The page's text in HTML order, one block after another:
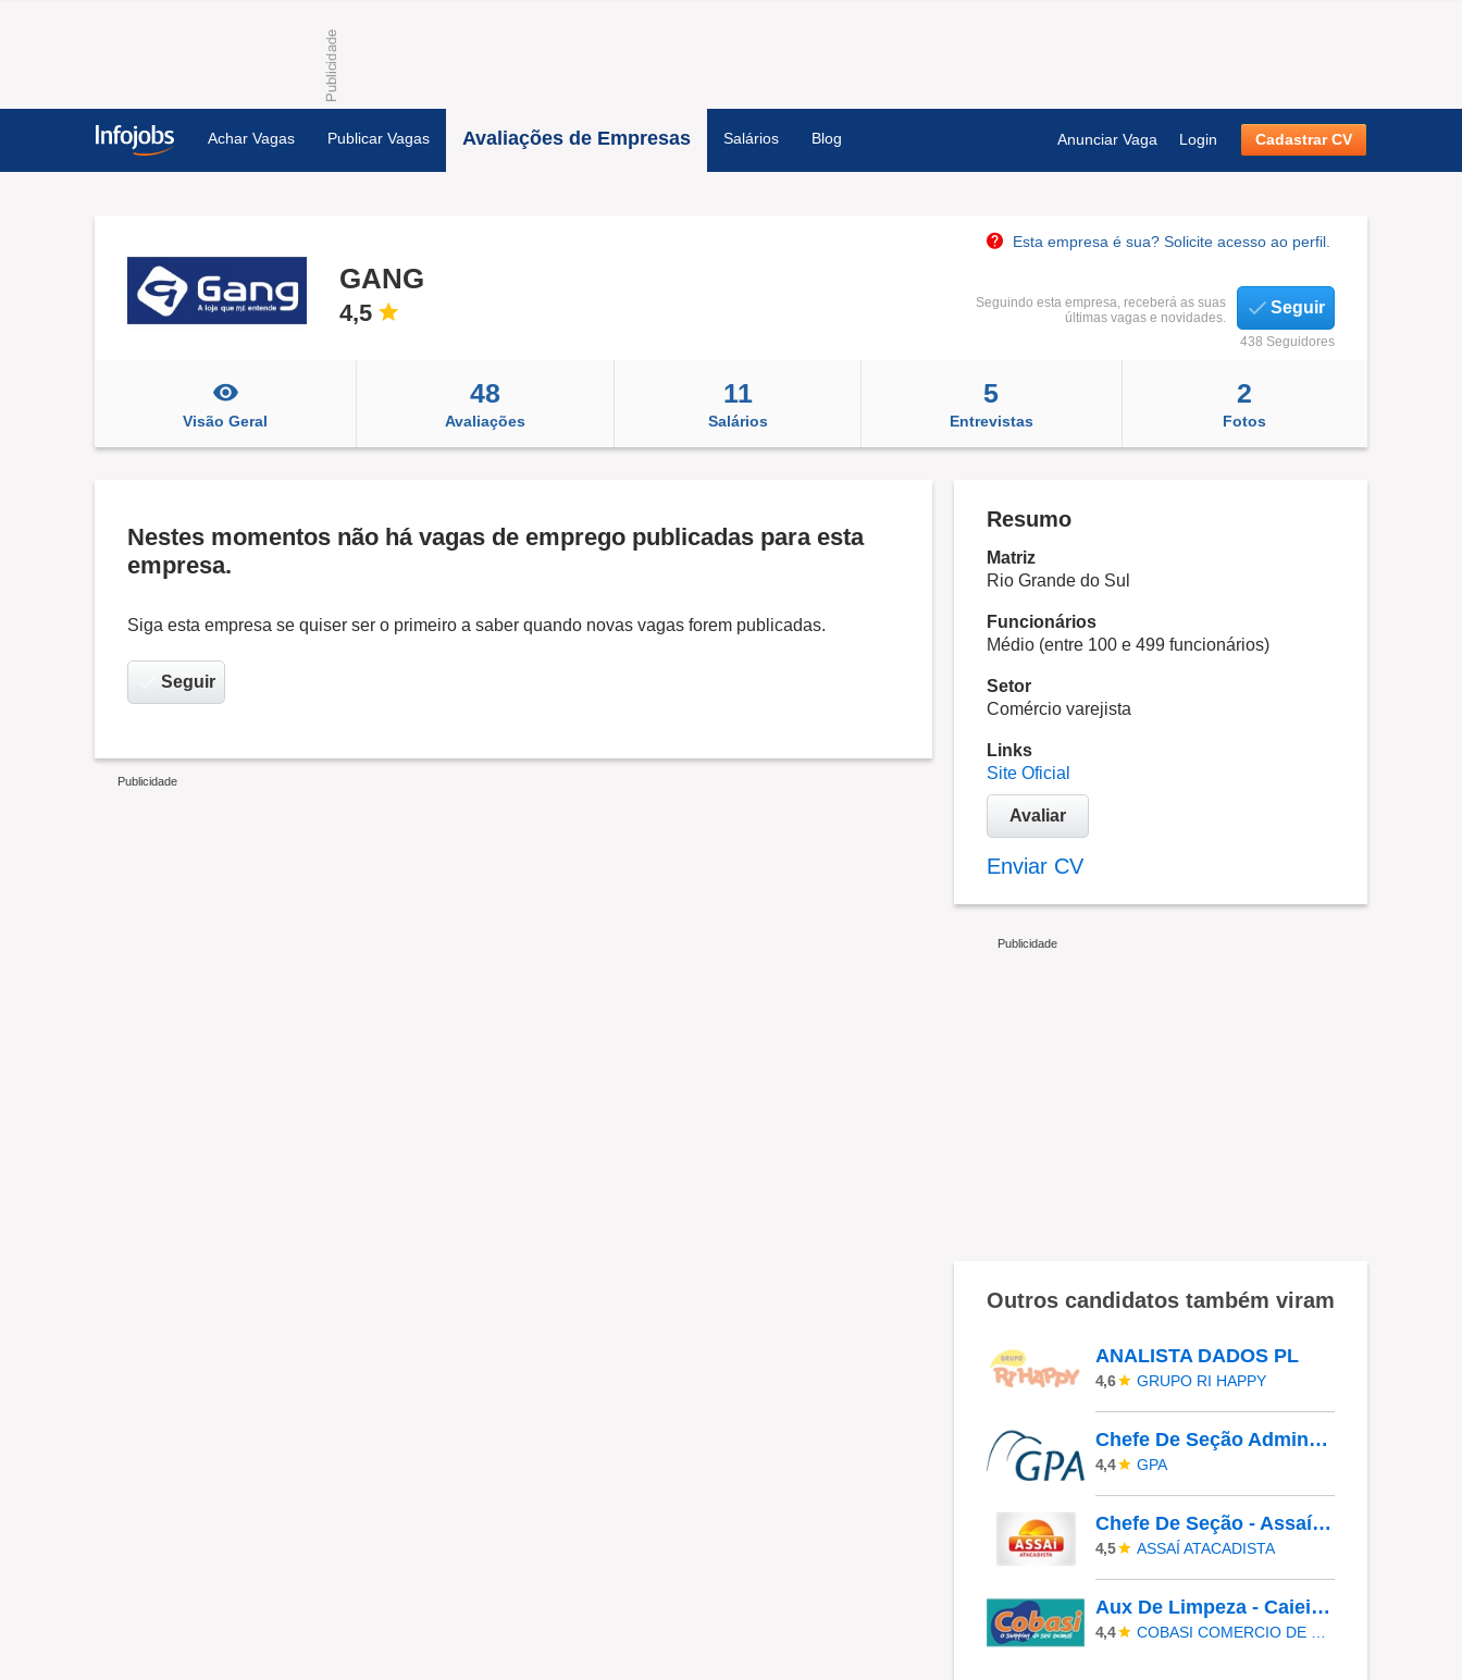
Achar Vagas Publicar Vagas Avaliações de Empresas Salários Blog Anunciar Vaga Login Cadastrar CV
Esta empresa é sua? Solicite acesso ao perfil.
GANG
4,5
Seguindo esta empresa, receberá as suas
últimas vagas e novidades.
Seguir
438 Seguidores
Visão Geral
48
Avaliações
11
Salários
5
Entrevistas
2
Fotos
Nestes momentos não há vagas de emprego publicadas para esta
empresa.
Siga esta empresa se quiser ser o primeiro a saber quando novas vagas forem publicadas.
Seguir
Resumo
Matriz
Rio Grande do Sul
Funcionários
Médio (entre 100 e 499 funcionários)
Setor
Comércio varejista
Links
Site Oficial
Avaliar
Enviar CV
Outros candidatos também viram
ANALISTA DADOS PL
4,6 GRUPO RI HAPPY
Chefe De Seção Administrativo - Bosque Da Saúde (571106)
4,4 GPA
Chefe De Seção - Assaí Digital
4,5 ASSAÍ ATACADISTA
Aux De Limpeza - Caieiras
4,4